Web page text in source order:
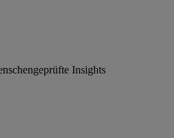
Insights